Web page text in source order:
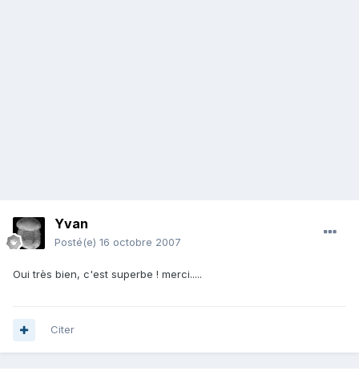
Yvan
Posté(e) 16 octobre 2007
Oui très bien, c'est superbe ! merci.....
Citer